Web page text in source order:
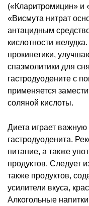
(«Кларитромицин» и
«Висмута нитрат
антацидным
кислотности
прокинетики,
спазмолитики для
гастродуодените с
применяется
соляной кислоты.
Диета играет важную
гастродуоденита.
питание, а также
продуктов. Следует
также продуктов,
усилители вкуса,
Алкогольные